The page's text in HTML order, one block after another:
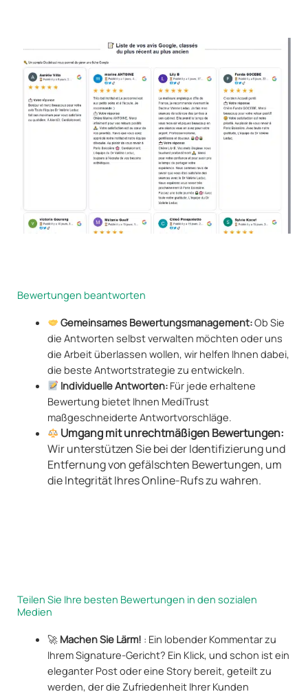
Bewertungen beantworten​
Gemeinsames Bewertungsmanagement:Ob Sie
die Antworten selbst verwalten möchten oder uns
die Arbeit überlassen wollen, wir helfen Ihnen dabei,
die beste Antwortstrategie zu entwickeln.
Individuelle Antworten: Für jede erhaltene
Bewertung bietet Ihnen MediTrust
maßgeschneiderte Antwortvorschläge.
Umgang mit unrechtmäßigen Bewertungen:
Wir unterstützen Sie bei der Identifizierung und
Entfernung von gefälschten Bewertungen, um
die Integrität Ihres Online-Rufs zu wahren.
Teilen Sie Ihre besten Bewertungen in den sozialen
Medien
🚀 Machen Sie Lärm! : Ein lobender Kommentar zu
Ihrem Signature-Gericht? Ein Klick, und schon ist ein
eleganter Post oder eine Story bereit, geteilt zu
werden, der die Zufriedenheit Ihrer Kunden